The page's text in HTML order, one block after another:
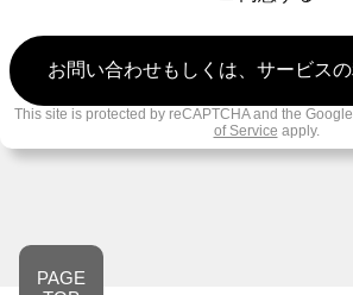
This site is protected by reCAPTCHA and the Google
of Service apply.
PAGE